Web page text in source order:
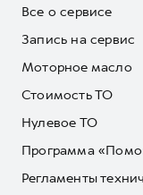
Все о сервисе
Запись на сервис
Моторное масло
Стоимость ТО
Нулевое ТО
Программа
Регламенты